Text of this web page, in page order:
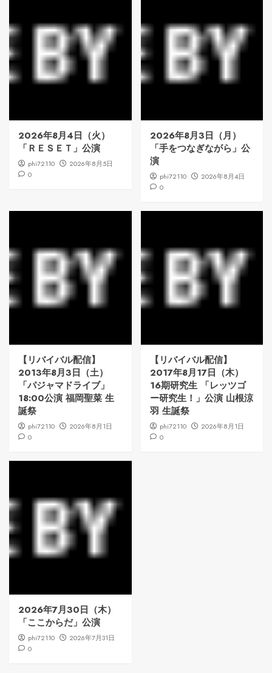
2026年8月4日（火）
「ＲＥＳＥＴ」公演
phi72110
2026年8月5日
0
2026年8月3日（月）
「手をつなぎながら」公
演
phi72110
2026年8月4日
0
【リバイバル配信】
2013年8月3日（土）
「パジャマドライブ」
18:00公演 福岡聖菜 生
誕祭
phi72110
2026年8月1日
0
【リバイバル配信】
2017年8月17日（木）
16期研究生 「レッツゴ
ー研究生！」公演 山根涼
羽 生誕祭
phi72110
2026年8月1日
0
2026年7月30日（木）
「ここからだ」公演
phi72110
2026年7月31日
0